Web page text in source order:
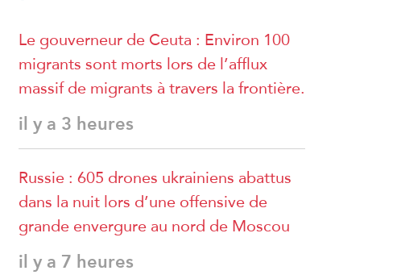
Le gouverneur de Ceuta : Environ 100
migrants sont morts lors de l’afflux
massif de migrants à travers la frontière.
il y a 3 heures
Russie : 605 drones ukrainiens abattus
dans la nuit lors d’une offensive de
grande envergure au nord de Moscou
il y a 7 heures